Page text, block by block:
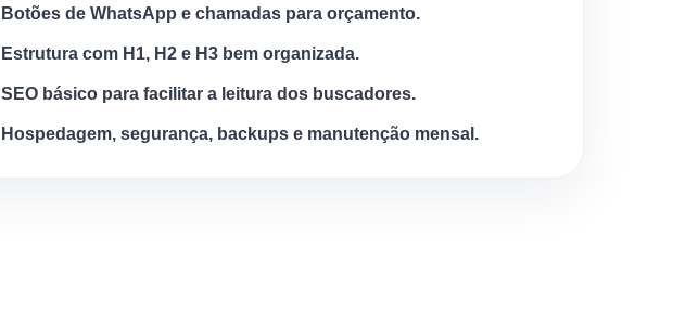
Botões de WhatsApp e chamadas para orçamento.
Estrutura com H1, H2 e H3 bem organizada.
SEO básico para facilitar a leitura dos buscadores.
Hospedagem, segurança, backups e manutenção mensal.